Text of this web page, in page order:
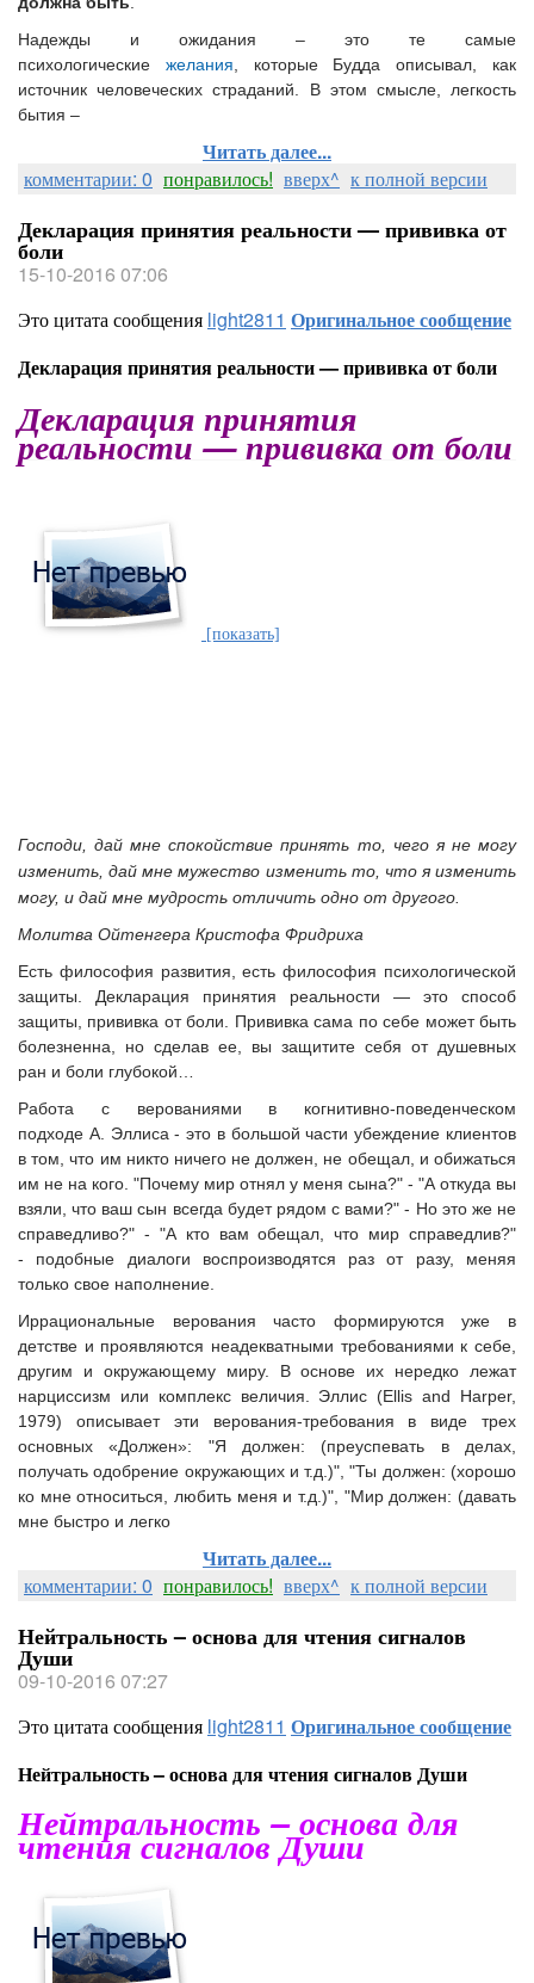
Надежды и ожидания – это те самые
психологические желания , которые Будда описывал, как
источник человеческих страданий. В этом смысле, легкость
бытия –
Читать далее...
комментарии: 0 понравилось! вверх^ к полной версии
Декларация принятия реальности — прививка от
боли
15-10-2016 07:06
Это цитата сообщения light2811 Оригинальное сообщение
Декларация принятия реальности — прививка от боли
Декларация принятия
реальности — прививка от боли
[показать]
Господи, дай мне спокойствие принять то, чего я не могу
изменить,дай мне мужество изменить то, что я изменить
могу, и дай мне мудрость отличить одно от другого.
Молитва Ойтенгера Кристофа Фридриха
Есть философия развития, есть философия психологической
защиты. Декларация принятия реальности — это способ
защиты, прививка от боли. Прививка сама по себе может быть
болезненна, но сделав ее, вы защитите себя от душевных
ран и боли глубокой…
Работа с верованиями в когнитивно-поведенческом
подходе А. Эллиса - это в большой части убеждение клиентов
в том, что им никто ничего не должен, не обещал, и обижаться
им не на кого. "Почему мир отнял у меня сына?" - "А откуда вы
взяли, что ваш сын всегда будет рядом с вами?" - Но это же не
справедливо?" - "А кто вам обещал, что мир справедлив?"
- подобные диалоги воспроизводятся раз от разу, меняя
только свое наполнение.
Иррациональные верования часто формируются уже в
детстве и проявляются неадекватными требованиями к себе,
другим и окружающему миру. В основе их нередко лежат
нарциссизм или комплекс величия. Эллис (Ellis and Harper,
1979) описывает эти верования-требования в виде трех
основных «Должен»: "Я должен: (преуспевать в делах,
получать одобрение окружающих и т.д.)", "Ты должен: (хорошо
ко мне относиться, любить меня и т.д.)", "Мир должен: (давать
мне быстро и легко
Читать далее...
комментарии: 0 понравилось! вверх^ к полной версии
Нейтральность – основа для чтения сигналов
Души
09-10-2016 07:27
Это цитата сообщения light2811 Оригинальное сообщение
Нейтральность – основа для чтения сигналов Души
Нейтральность – основа для
чтения сигналов Души